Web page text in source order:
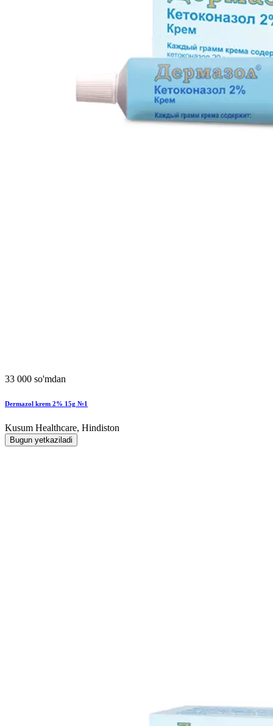
33 000 so'mdan
Dermazol krem 2% 15g №1
Kusum Healthcare, Hindiston
Bugun yetkaziladi